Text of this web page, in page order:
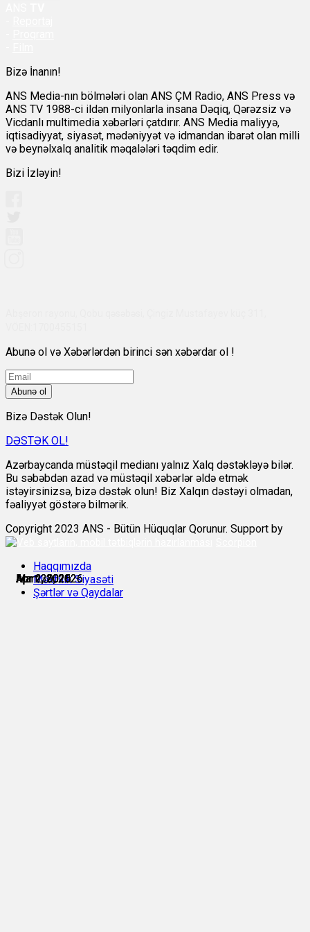
Mart 26, 2026
Mart 30, 2026
Apr 1, 2026
Apr 1, 2026
Apr 2, 2026
Apr 2, 2026
Bizə İnanın!
ANS Media-nın bölmələri olan ANS ÇM Radio, ANS Press və
ANS TV 1988-ci ildən milyonlarla insana Dəqiq, Qərəzsiz və
Vicdanlı multimedia xəbərləri çatdırır. ANS Media maliyyə,
iqtisadiyyat, siyasət, mədəniyyət və idmandan ibarət olan milli
və beynəlxalq analitik məqalələri təqdim edir.
Bizi İzləyin!
Abunə ol və Xəbərlərdən birinci sən xəbərdar ol !
Abunə ol
Bizə Dəstək Olun!
DƏSTƏK OL!
Azərbaycanda müstəqil medianı yalnız Xalq dəstəkləyə bilər.
Bu səbəbdən azad və müstəqil xəbərlər əldə etmək
istəyirsinizsə, bizə dəstək olun! Biz Xalqın dəstəyi olmadan,
fəaliyyət göstərə bilmərik.
Copyright 2023 ANS - Bütün Hüquqlar Qorunur. Support by
Haqqımızda
Məxfilik Siyasəti
Şərtlər və Qaydalar